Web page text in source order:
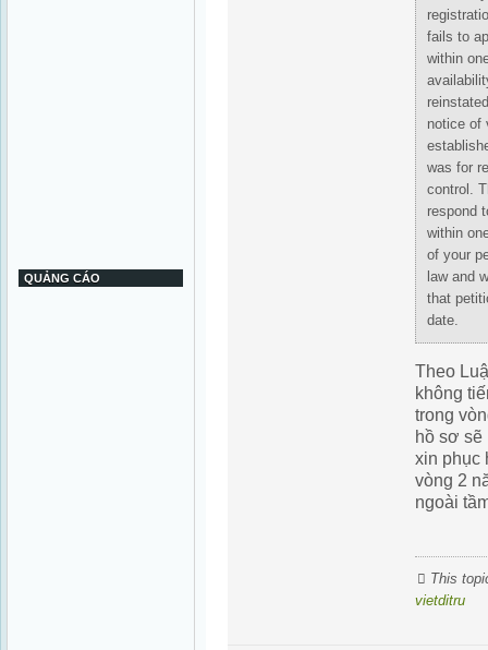
QUẢNG CÁO
fails to
within
notice of
was for
control.
respond
within
of your
law and
that
date.
Theo
không
trong
hồ sơ
xin phục
vòng 2
ngoài
This
vietditru